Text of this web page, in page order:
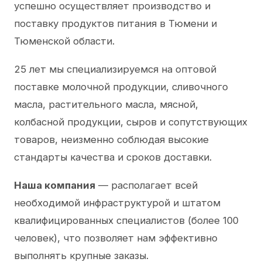
успешно осуществляет производство и
поставку продуктов питания в Тюмени и
Тюменской области.
25 лет мы специализируемся на оптовой
поставке молочной продукции, сливочного
масла, растительного масла, мясной,
колбасной продукции, сыров и сопутствующих
товаров, неизменно соблюдая высокие
стандарты качества и сроков доставки.
Наша компания — располагает всей
необходимой инфраструктурой и штатом
квалифицированных специалистов (более 100
человек), что позволяет нам эффективно
выполнять крупные заказы.